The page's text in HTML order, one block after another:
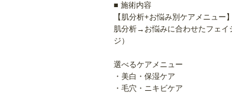
■ 施術内容
【肌分析+お悩み別ケアメニュー】
肌分析→お悩みに合わせたフェ
ジ）
選べるケアメニュー
・美白・保湿ケア
・毛穴・ニキビケア